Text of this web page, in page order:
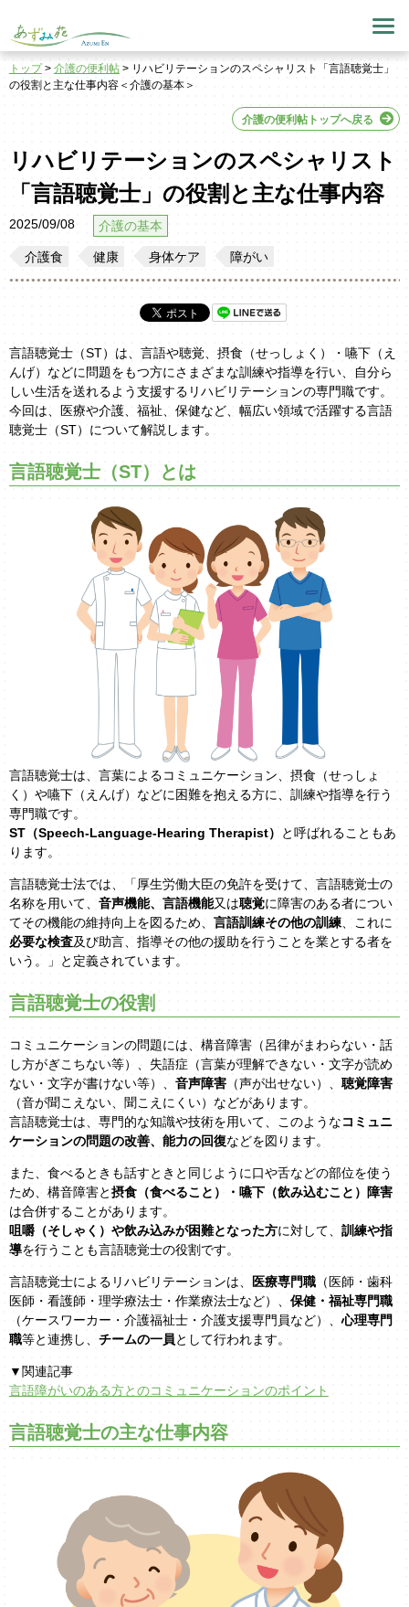
トップ> 介護の便利帖> リハビリテーションのスペシャリスト「言語聴覚士」
の役割と主な仕事内容＜介護の基本＞
介護の便利帖トップへ戻る
リハビリテーションのスペシャリスト
「言語聴覚士」の役割と主な仕事内容
2025/09/08 介護の基本
介護食 健康 身体ケア 障がい
言語聴覚士（ST）は、言語や聴覚、摂食（せっしょく）・嚥下（え
んげ）などに問題をもつ方にさまざまな訓練や指導を行い、自分ら
しい生活を送れるよう支援するリハビリテーションの専門職です。
今回は、医療や介護、福祉、保健など、幅広い領域で活躍する言語
聴覚士（ST）について解説します。
言語聴覚士（ST）とは
言語聴覚士は、言葉によるコミュニケーション、摂食（せっしょ
く）や嚥下（えんげ）などに困難を抱える方に、訓練や指導を行う
専門職です。
ST（Speech-Language-Hearing Therapist）
と呼ばれることもあ
ります。
言語聴覚士法では、「厚生労働大臣の免許を受けて、言語聴覚士の
名称を用いて、 音声機能、言語機能又は聴覚に障害のある者につい
てその機能の維持向上を図るため、 言語訓練その他の訓練、これに
必要な検査及び助言、指導その他の援助を行うことを業とする者を
いう。」と定義されています。
言語聴覚士の役割
コミュニケーションの問題には、構音障害（呂律がまわらない・話
し方がぎこちない等）、失語症（言葉が理解できない・文字が読め
ない・文字が書けない等）、 音声障害（声が出せない）、 聴覚障害
（音が聞こえない、聞こえにくい）などがあります。
言語聴覚士は、専門的な知識や技術を用いて、このようなコミュニ
ケーションの問題の改善、能力の回復などを図ります。
また、食べるときも話すときと同じように口や舌などの部位を使う
ため、構音障害と摂食（食べること）・嚥下（飲み込むこと）障害
は合併することがあります。
咀嚼（そしゃく）や飲み込みが困難となった方に対して、 訓練や指
導を行うことも言語聴覚士の役割です。
言語聴覚士によるリハビリテーションは、 医療専門職（医師・歯科
医師・看護師・理学療法士・作業療法士など）、 保健・福祉専門職
（ケースワーカー・介護福祉士・介護支援専門員など）、 心理専門
職等と連携し、 チームの一員として行われます。
▼関連記事
言語障がいのある方とのコミュニケーションのポイント
言語聴覚士の主な仕事内容